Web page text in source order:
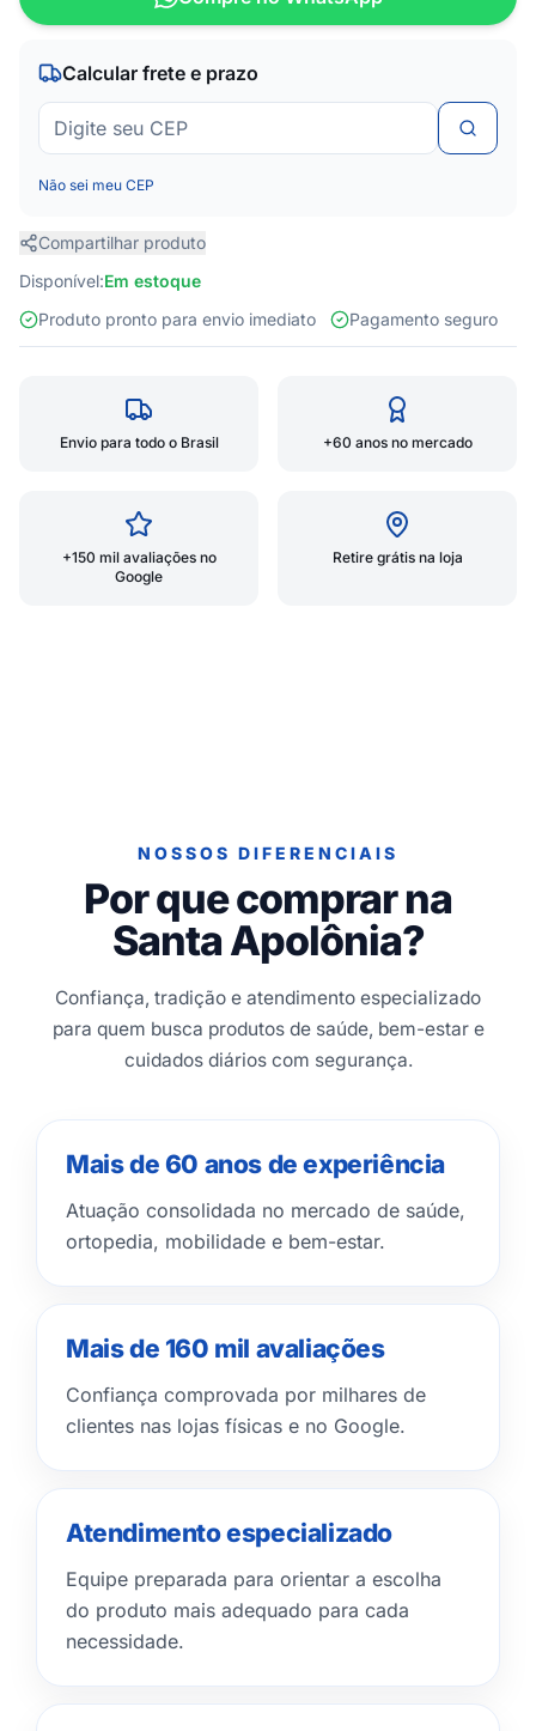
Calcular frete e prazo
Não sei meu CEP
Compartilhar produto
Disponível:Em estoque
Produto pronto para envio imediato
Pagamento seguro
Envio para todo o Brasil +60 anos no mercado
+150 mil avaliações no
Google
Retire grátis na loja
NOSSOS DIFERENCIAIS
Por que comprar na
Santa Apolônia?
Confiança, tradição e atendimento especializado
para quem busca produtos de saúde, bem-estar e
cuidados diários com segurança.
Mais de 60 anos de experiência
Atuação consolidada no mercado de saúde,
ortopedia, mobilidade e bem-estar.
Mais de 160 mil avaliações
Confiança comprovada por milhares de
clientes nas lojas físicas e no Google.
Atendimento especializado
Equipe preparada para orientar a escolha
do produto mais adequado para cada
necessidade.